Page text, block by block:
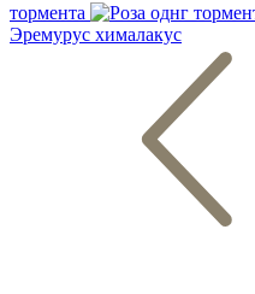
тормента
Эремурус хималакус